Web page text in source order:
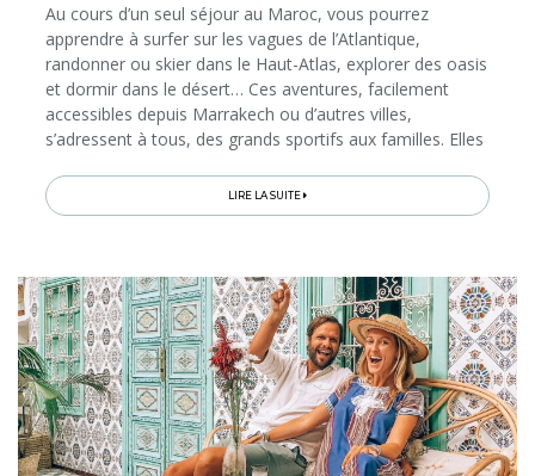
Au cours d’un seul séjour au Maroc, vous pourrez
apprendre à surfer sur les vagues de l’Atlantique,
randonner ou skier dans le Haut-Atlas, explorer des oasis
et dormir dans le désert… Ces aventures, facilement
accessibles depuis Marrakech ou d’autres villes,
s’adressent à tous, des grands sportifs aux familles. Elles
nature...
LIRE LA SUITE